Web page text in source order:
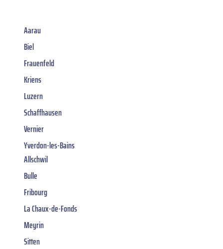
Aarau
Biel
Frauenfeld
Kriens
Luzern
Schaffhausen
Vernier
Yverdon-les-Bains
Allschwil
Bulle
Fribourg
La Chaux-de-Fonds
Meyrin
Sitten